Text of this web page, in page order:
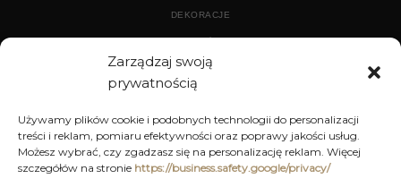
Zarządzaj swoją
prywatnością
Używamy plików cookie i podobnych technologii do personalizacji
treści i reklam, pomiaru efektywności oraz poprawy jakości usług.
Możesz wybrać, czy zgadzasz się na personalizację reklam. Więcej
szczegółów na stronie https://business.safety.google/privacy/
DEKORACJE
DEKORACJE
KUCHNIA